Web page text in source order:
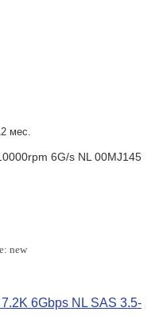
мес.
6G/s NL 00MJ145
new
6Gbps NL SAS 3.5-